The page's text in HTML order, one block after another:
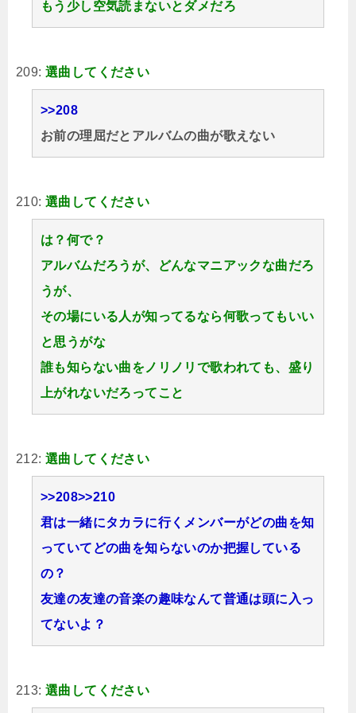
もう少し空気読まないとダメだろ
209: 選曲してください
>>208
お前の理屈だとアルバムの曲が歌えない
210: 選曲してください
は？何で？
アルバムだろうが、どんなマニアックな曲だろ
うが、
その場にいる人が知ってるなら何歌ってもいい
と思うがな
誰も知らない曲をノリノリで歌われても、盛り
上がれないだろってこと
212: 選曲してください
>>208>>210
君は一緒にタカラに行くメンバーがどの曲を知
っていてどの曲を知らないのか把握している
の？
友達の友達の音楽の趣味なんて普通は頭に入っ
てないよ？
213: 選曲してください